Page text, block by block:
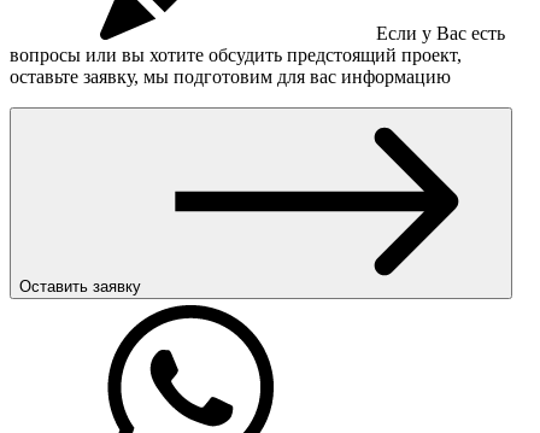
Если у Вас есть
вопросы или вы хотите обсудить предстоящий проект,
оставьте заявку, мы подготовим для вас информацию
Оставить заявку